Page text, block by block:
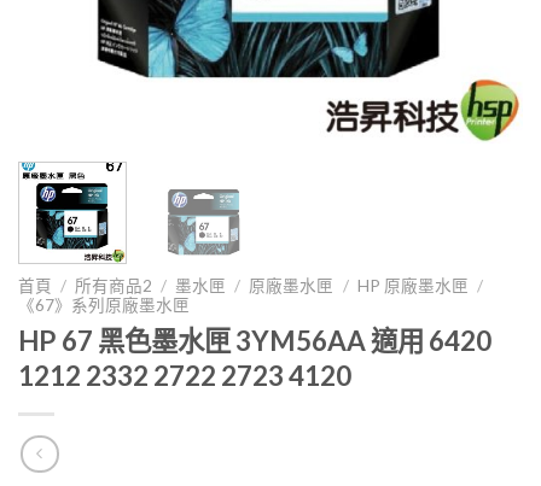
首頁 / 所有商品2 / 墨水匣 / 原廠墨水匣 / HP 原廠墨水匣 /
《67》系列原廠墨水匣
HP 67 黑色墨水匣 3YM56AA 適用 6420
1212 2332 2722 2723 4120